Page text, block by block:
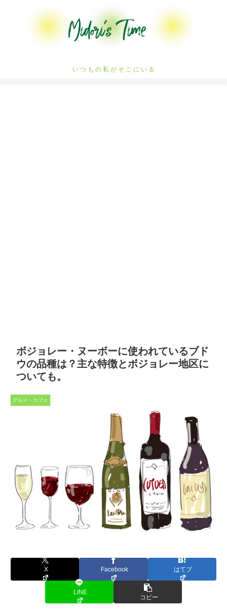
い つ も の 私 が そ こ に い る
ボジョレー・ヌーボーに使われているブド
ウの品種は？主な特徴とボジョレー地区に
ついても。
グルメ・カフェ
X Facebook はてブ
LINE
コピー